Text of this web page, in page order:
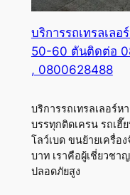
บริการรถเทรลเล
50-60 ตันติดต่อ
, 0800628488
บริการรถเทรลเลอร์ห
บรรทุกติดเครน รถเฮี๊
โลว์เบด ขนย้ายเครื่อ
บาท เราคือผู้เชี่ยวชา
ปลอดภัยสูง